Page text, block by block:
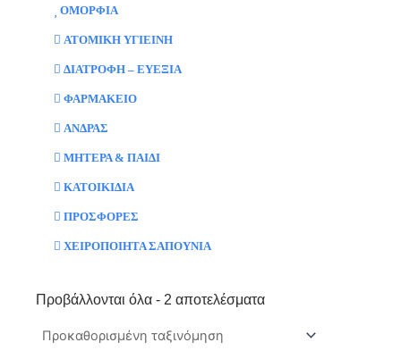
ΟΜΟΡΦΙΑ
ΑΤΟΜΙΚΗ ΥΓΙΕΙΝΗ
ΔΙΑΤΡΟΦΗ – ΕΥΕΞΙΑ
ΦΑΡΜΑΚΕΙΟ
ΑΝΔΡΑΣ
ΜΗΤΕΡΑ & ΠΑΙΔΙ
ΚΑΤΟΙΚΙΔΙΑ
ΠΡΟΣΦΟΡΕΣ
ΧΕΙΡΟΠΟΙΗΤΑ ΣΑΠΟΥΝΙΑ
Προβάλλονται όλα - 2 αποτελέσματα